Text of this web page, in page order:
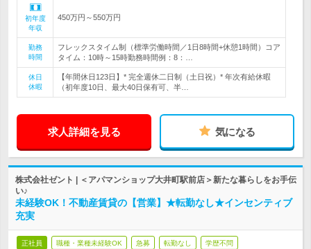
初年度
年収
450万円～550万円
勤務
時間
フレックスタイム制（標準労働時間／1日8時間+休憩1時間）コア
タイム：10時～15時勤務時間例：8：…
休日
休暇
【年間休日123日】* 完全週休二日制（土日祝）* 年次有給休暇
（初年度10日、最大40日保有可、半…
求人詳細を見る 気になる
株式会社ゼント | ＜アパマンショップ大井町駅前店＞新たな暮らしをお手伝
い♪
未経験OK！不動産賃貸の【営業】★転勤なし★インセンティブ
充実
正社員 職種・業種未経験OK 急募 転勤なし 学歴不問